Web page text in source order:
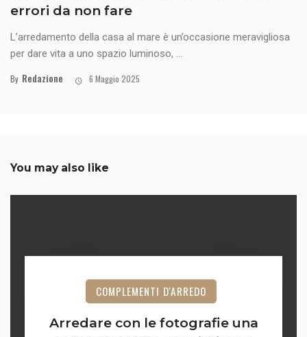
errori da non fare
L’arredamento della casa al mare è un’occasione meravigliosa
per dare vita a uno spazio luminoso, ...
By Redazione 6 Maggio 2025
You may also like
COMPLEMENTI D'ARREDO
Arredare con le fotografie una